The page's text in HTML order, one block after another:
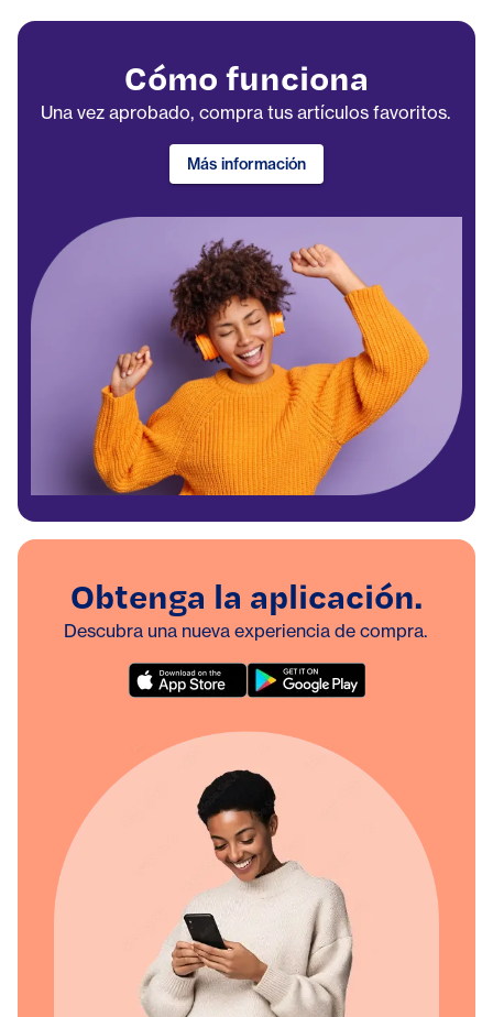
Cómo funciona
Una vez aprobado, compra tus artículos favoritos.
Más información
Obtenga la aplicación.
Descubra una nueva experiencia de compra.